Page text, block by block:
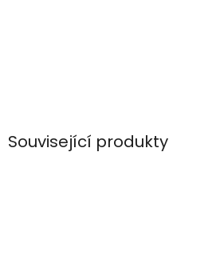
Související produkty